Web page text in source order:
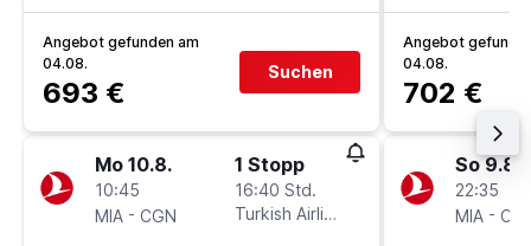
Angebot gefunden am
04.08.
693 €
Suchen
Mo 10.8.
10:45
MIA - CGN
1 Stopp
16:40 Std.
Turkish Airlines
Angebot
04.08.
702 €
So 9.8.
22:35
MIA -